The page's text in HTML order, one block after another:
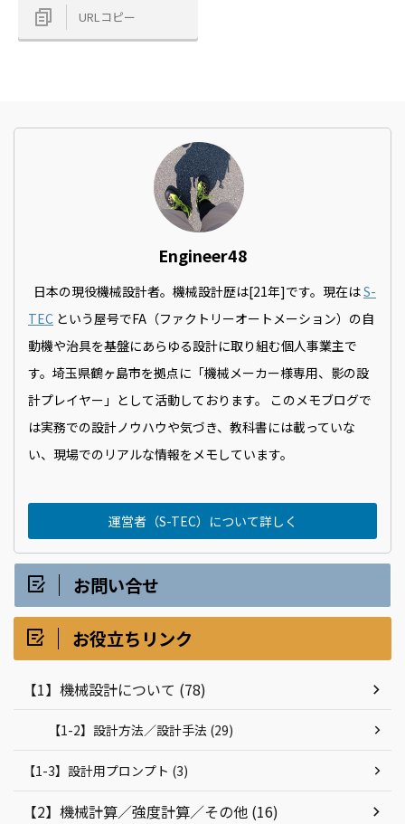
URLコピー
Engineer48
日本の現役機械設計者。機械設計歴は[21年]です。現在はS-
TEC という屋号でFA（ファクトリーオートメーション）の自
動機や治具を基盤にあらゆる設計に取り組む個人事業主で
す。埼玉県鶴ヶ島市を拠点に「機械メーカー様専用、影の設
計プレイヤー」として活動しております。 このメモブログで
は実務での設計ノウハウや気づき、教科書には載っていな
い、現場でのリアルな情報をメモしています。
運営者（S-TEC）について詳しく
お問い合せ
お役立ちリンク
【1】機械設計について (78)
【1-2】設計方法／設計手法 (29)
【1-3】設計用プロンプト (3)
【2】機械計算／強度計算／その他 (16)